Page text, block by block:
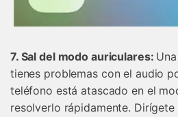
7. Sal del modo auriculares:
tienes problemas con el audio
teléfono está atascado en el
resolverlo rápidamente.